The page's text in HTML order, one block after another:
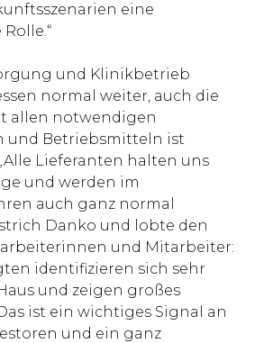
eine
und Klinikbetrieb
normal weiter, auch die
allen notwendigen
und Betriebsmitteln ist
Lieferanten halten uns
und werden im
auch ganz normal
Danko und lobte den
und Mitarbeiter:
identifizieren sich sehr
und zeigen großes
ist ein wichtiges Signal an
und ein ganz